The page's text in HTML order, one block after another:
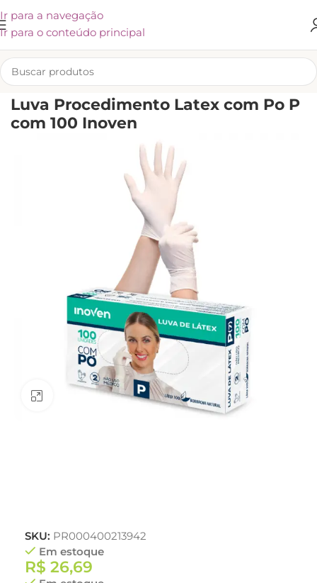
Ir para a navegação
Ir para o conteúdo principal
INÍCIO/KLIVEX
Luva Procedimento Latex com Po P
com 100 Inoven
Clique para ampliar
SKU: PR000400213942
Em estoque
R$ 26,69